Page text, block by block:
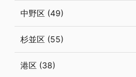
中野区 (49)
杉並区 (55)
港区 (38)